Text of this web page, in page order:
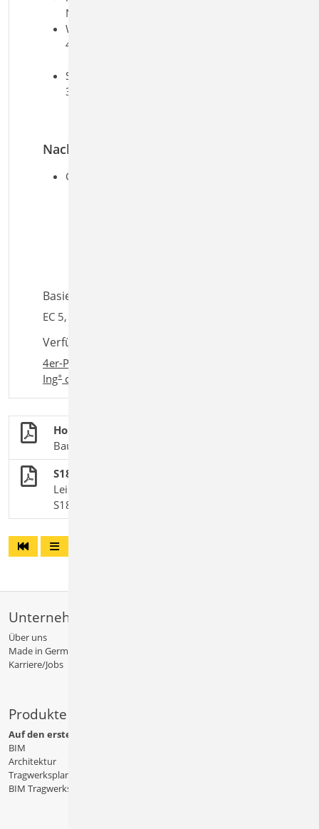
Normalkräfte
Windlasten nach DIN EN 1991-1-
4:2010-12
Schneelasten nach DIN EN 1991-1-
3:2010-12
Nachweise
Grenzzustand der Tragfähigkeit, EC 5
Basiert auf den Normen:
EC 5, DIN EN 1995-1-1:2010-12
Verfügbar in den Paketen:
4er-Paket
Ing+comfort
Holzbau
BauStatik-Module nach DIN EN 1995-1-1
S187 Windrispenband
Leistungsbeschreibung des BauStatik-Moduls
S187 | Vorgänger-Modul zu S140.de
Unternehmen
Über uns
Made in Germany
Karriere/Jobs
Produkte
Auf den ersten Blick
BIM
Architektur
Tragwerksplanung
BIM Tragwerksplanung